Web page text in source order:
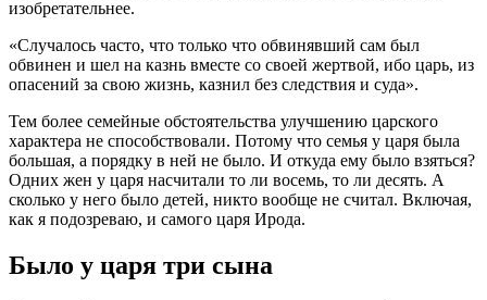
изобретательнее.
«Случалось часто, что только что обвинявший сам был
обвинен и шел на казнь вместе со своей жертвой, ибо царь, из
опасений за свою жизнь, казнил без следствия и суда».
Тем более семейные обстоятельства улучшению царского
характера не способствовали. Потому что семья у царя была
большая, а порядку в ней не было. И откуда ему было взяться?
Одних жен у царя насчитали то ли восемь, то ли десять. А
сколько у него было детей, никто вообще не считал. Включая,
как я подозреваю, и самого царя Ирода.
Было у царя три сына